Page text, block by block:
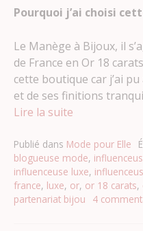
Pourquoi j’ai choisi
Le Manège à Bijoux, il
de France en Or 18
cette boutique car j’ai
et de ses finitions
Lire la suite
Publié dans Mode pour Elle
blogueuse mode,
influenceuse luxe,
france, luxe, or, or 18 carats,
partenariat bijou
4